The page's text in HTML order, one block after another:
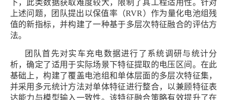
下，此类数据获取难度较大，限制了其工程适用性。针对
上述问题，团队提出以保值率（RVR）作为量化电池组残
值的新指标，并构建了一种基于多层次特征融合的评估方
法。
团队首先对实车充电数据进行了系统调研与统计分
析，确定了适用于实际场景下特征提取的电压区间。在此
基础上，构建了覆盖电池组和单体层面的多层次特征集，
并采用多元统计方法对单体特征进行整合，以兼顾特征表
达能力与模型输入一致性。该特征融合策略有效提升了在